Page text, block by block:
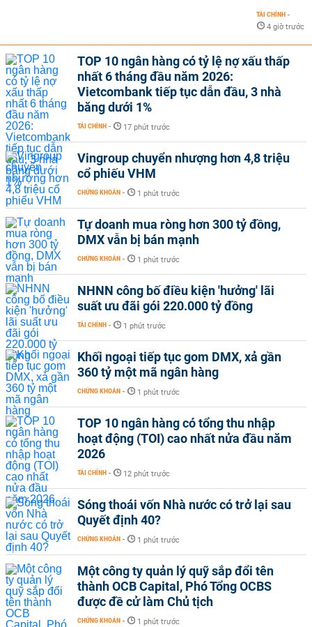
TÀI CHÍNH -
4 giờ trước
TOP 10 ngân hàng có tỷ lệ nợ xấu thấp
nhất 6 tháng đầu năm 2026:
Vietcombank tiếp tục dẫn đầu, 3 nhà
băng dưới 1%
TÀI CHÍNH - 17 phút trước
Vingroup chuyển nhượng hơn 4,8 triệu
cổ phiếu VHM
CHỨNG KHOÁN - 1 phút trước
Tự doanh mua ròng hơn 300 tỷ đồng,
DMX vẫn bị bán mạnh
CHỨNG KHOÁN - 1 phút trước
NHNN công bố điều kiện 'hưởng' lãi
suất ưu đãi gói 220.000 tỷ đồng
TÀI CHÍNH - 1 phút trước
Khối ngoại tiếp tục gom DMX, xả gần
360 tỷ một mã ngân hàng
CHỨNG KHOÁN - 1 phút trước
TOP 10 ngân hàng có tổng thu nhập
hoạt động (TOI) cao nhất nửa đầu năm
2026
TÀI CHÍNH - 12 phút trước
Sóng thoái vốn Nhà nước có trở lại sau
Quyết định 40?
CHỨNG KHOÁN - 1 phút trước
Một công ty quản lý quỹ sắp đổi tên
thành OCB Capital, Phó Tổng OCBS
được đề cử làm Chủ tịch
CHỨNG KHOÁN - 1 phút trước